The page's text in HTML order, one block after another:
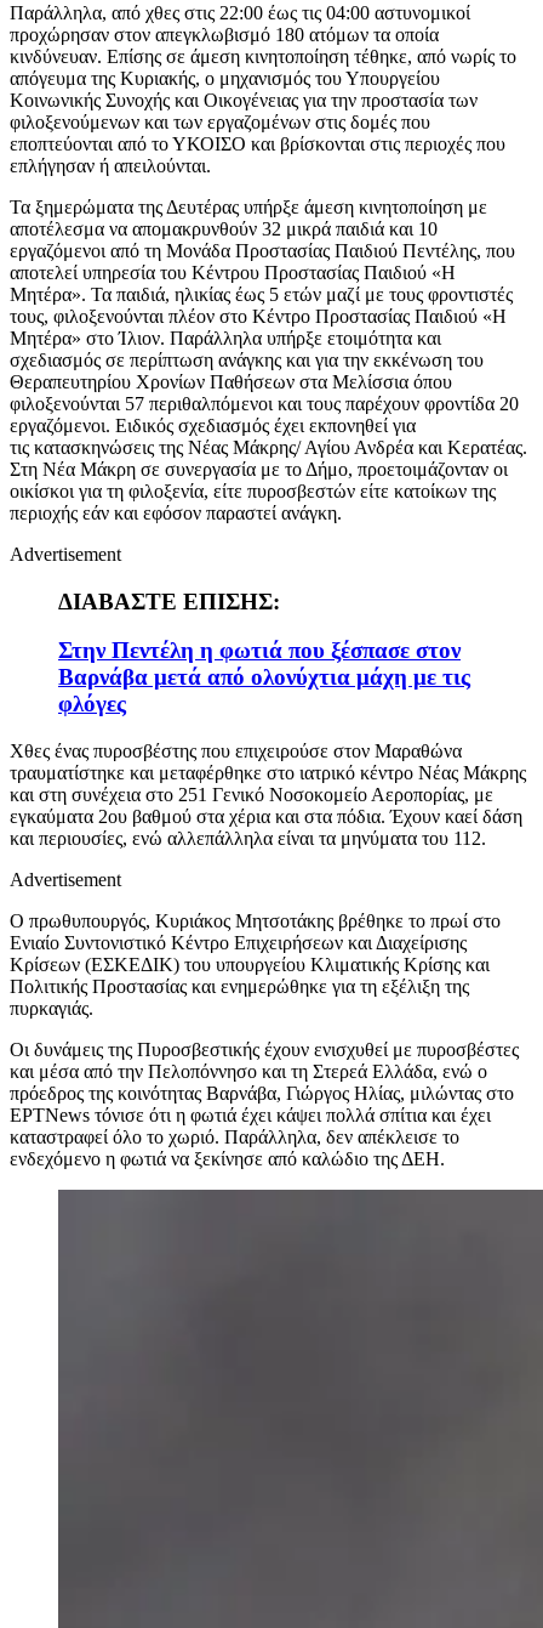
Παράλληλα, από χθες στις 22:00 έως τις 04:00 αστυνομικοί
προχώρησαν στον απεγκλωβισμό 180 ατόμων τα οποία
κινδύνευαν. Επίσης σε άμεση κινητοποίηση τέθηκε, από νωρίς το
απόγευμα της Κυριακής, ο μηχανισμός του Υπουργείου
Κοινωνικής Συνοχής και Οικογένειας για την προστασία των
φιλοξενούμενων και των εργαζομένων στις δομές που
εποπτεύονται από το ΥΚΟΙΣΟ και βρίσκονται στις περιοχές που
επλήγησαν ή απειλούνται.
Τα ξημερώματα της Δευτέρας υπήρξε άμεση κινητοποίηση με
αποτέλεσμα να απομακρυνθούν 32 μικρά παιδιά και 10
εργαζόμενοι από τη Μονάδα Προστασίας Παιδιού Πεντέλης, που
αποτελεί υπηρεσία του Κέντρου Προστασίας Παιδιού «Η
Μητέρα». Τα παιδιά, ηλικίας έως 5 ετών μαζί με τους φροντιστές
τους, φιλοξενούνται πλέον στο Κέντρο Προστασίας Παιδιού «Η
Μητέρα» στο Ίλιον. Παράλληλα υπήρξε ετοιμότητα και
σχεδιασμός σε περίπτωση ανάγκης και για την εκκένωση του
Θεραπευτηρίου Χρονίων Παθήσεων στα Μελίσσια όπου
φιλοξενούνται 57 περιθαλπόμενοι και τους παρέχουν φροντίδα 20
εργαζόμενοι. Ειδικός σχεδιασμός έχει εκπονηθεί για
τις κατασκηνώσεις της Νέας Μάκρης/ Αγίου Ανδρέα και Κερατέας.
Στη Νέα Μάκρη σε συνεργασία με το Δήμο, προετοιμάζονταν οι
οικίσκοι για τη φιλοξενία, είτε πυροσβεστών είτε κατοίκων της
περιοχής εάν και εφόσον παραστεί ανάγκη.
Advertisement
ΔΙΑΒΑΣΤΕ ΕΠΙΣΗΣ:
Στην Πεντέλη η φωτιά που ξέσπασε στον
Βαρνάβα μετά από ολονύχτια μάχη με τις
φλόγες
Χθες ένας πυροσβέστης που επιχειρούσε στον Μαραθώνα
τραυματίστηκε και μεταφέρθηκε στο ιατρικό κέντρο Νέας Μάκρης
και στη συνέχεια στο 251 Γενικό Νοσοκομείο Αεροπορίας, με
εγκαύματα 2ου βαθμού στα χέρια και στα πόδια. Έχουν καεί δάση
και περιουσίες, ενώ αλλεπάλληλα είναι τα μηνύματα του 112.
Advertisement
Ο πρωθυπουργός, Κυριάκος Μητσοτάκης βρέθηκε το πρωί στο
Ενιαίο Συντονιστικό Κέντρο Επιχειρήσεων και Διαχείρισης
Κρίσεων (ΕΣΚΕΔΙΚ) του υπουργείου Κλιματικής Κρίσης και
Πολιτικής Προστασίας και ενημερώθηκε για τη εξέλιξη της
πυρκαγιάς.
Οι δυνάμεις της Πυροσβεστικής έχουν ενισχυθεί με πυροσβέστες
και μέσα από την Πελοπόννησο και τη Στερεά Ελλάδα, ενώ ο
πρόεδρος της κοινότητας Βαρνάβα, Γιώργος Ηλίας, μιλώντας στο
EΡΤNews τόνισε ότι η φωτιά έχει κάψει πολλά σπίτια και έχει
καταστραφεί όλο το χωριό. Παράλληλα, δεν απέκλεισε το
ενδεχόμενο η φωτιά να ξεκίνησε από καλώδιο της ΔΕΗ.